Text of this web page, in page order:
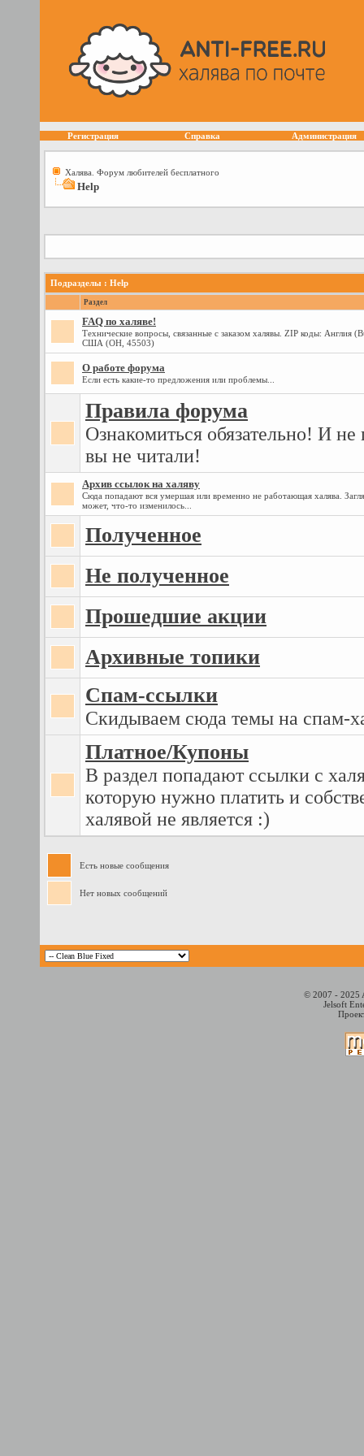
Регистрация Справка Администрация
Халява. Форум любителей бесплатного
Help
Подразделы : Help
Раздел
FAQ по халяве!
Технические вопросы, связанные с заказом халявы. ZIP коды: Англия
США (OH, 45503)
О работе форума
Если есть какие-то предложения или проблемы...
Правила форума
Ознакомиться обязательно! И не
вы не читали!
Архив ссылок на халяву
Сюда попадают вся умершая или временно не работающая халява.
может, что-то изменилось...
Полученное
Не полученное
Прошедшие акции
Архивные топики
Спам-ссылки
Скидываем сюда темы на спам-
Платное/Купоны
В раздел попадают ссылки с
которую нужно платить и
халявой не является :)
Есть новые сообщения
Нет новых сообщений
© 2007 - 2025
Jelsoft